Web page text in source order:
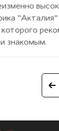
"Акталия"
знакомым.